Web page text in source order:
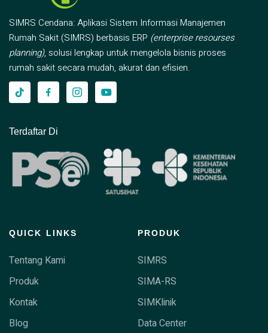
SIMRS Cendana: Aplikasi Sistem Informasi Manajemen
Rumah Sakit (SIMRS) berbasis ERP (enterprise resourses
planning), solusi lengkap untuk mengelola bisnis proses
rumah sakit secara mudah, akurat dan efisien.
Terdaftar Di
QUICK LINKS
Tentang Kami
Produk
Kontak
Blog
PRODUK
SIMRS
SIMA-RS
SIMKlinik
Data Center